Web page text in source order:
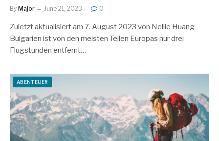
By Major June 21, 2023 0
Zuletzt aktualisiert am 7. August 2023 von Nellie Huang
Bulgarien ist von den meisten Teilen Europas nur drei
Flugstunden entfernt…
ABENTEUER